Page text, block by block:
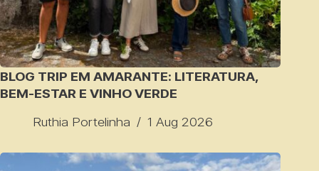
BLOG TRIP EM AMARANTE: LITERATURA,
BEM-ESTAR E VINHO VERDE
Ruthia Portelinha
1 Aug 2026